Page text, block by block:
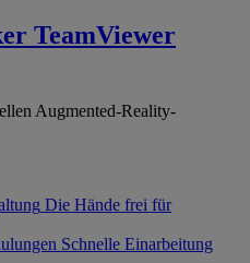
TeamViewer
Augmented-Reality-
Die Hände frei für
Schnelle Einarbeitung